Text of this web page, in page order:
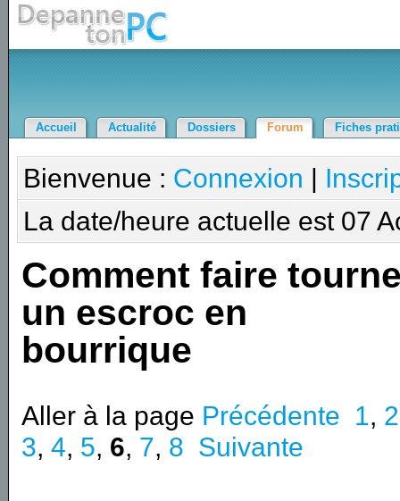
Accueil Actualité Dossiers Forum Fiches
Bienvenue : Connexion |
La date/heure actuelle est 07
Comment faire
un escroc en
bourrique
Aller à la page Précédente 1, 2
3,4, 5, 6, 7, 8 Suivante